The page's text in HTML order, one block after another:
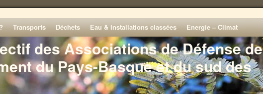
des Associations de Défense de
du Pays-Basque et du sud des
Transports Déchets Eau & Installations classées Energie – Climat